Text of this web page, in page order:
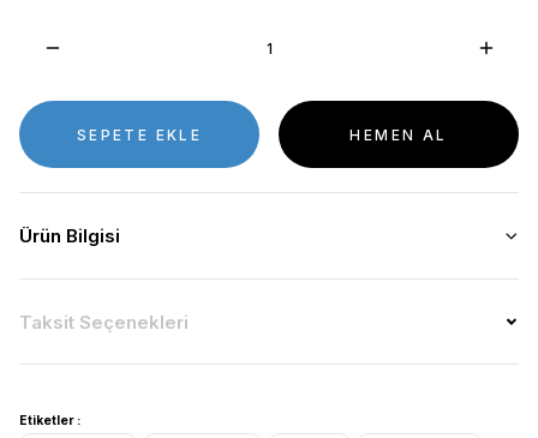
SEPETE EKLE HEMEN AL
Ürün Bilgisi
Taksit Seçenekleri
Etiketler :